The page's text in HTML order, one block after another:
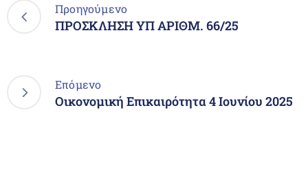
Προηγούμενο
ΠΡΟΣΚΛΗΣΗ ΥΠ ΑΡΙΘΜ. 66/25
Επόμενο
Οικονομική Επικαιρότητα 4 Ιουνίου 2025